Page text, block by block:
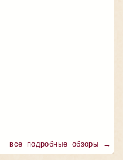
все подробные обзоры →